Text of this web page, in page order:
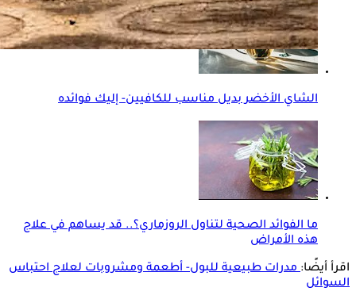
الشاي الأخضر بديل مناسب للكافيين- إليك فوائده
ما الفوائد الصحية لتناول الروزماري؟.. قد يساهم في علاج
هذه الأمراض
اقرأ أيضًا:مدرات طبيعية للبول- أطعمة ومشروبات لعلاج احتباس
السوائل